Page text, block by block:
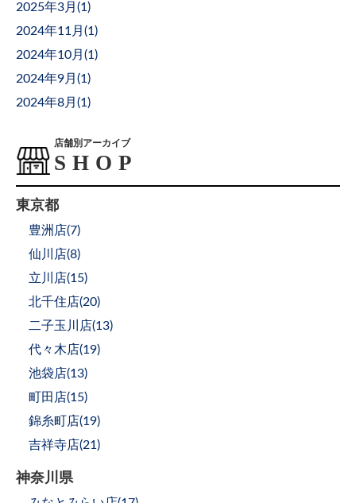
2025年3月(1 )
2024年11月(1 )
2024年10月(1 )
2024年9月(1 )
2024年8月(1 )
店舗別アーカイブ
東京都
豊洲店(7)
仙川店(8)
立川店(15)
北千住店(20)
二子玉川店(13)
代々木店(19)
池袋店(13)
町田店(15)
錦糸町店(19)
吉祥寺店(21 )
神奈川県